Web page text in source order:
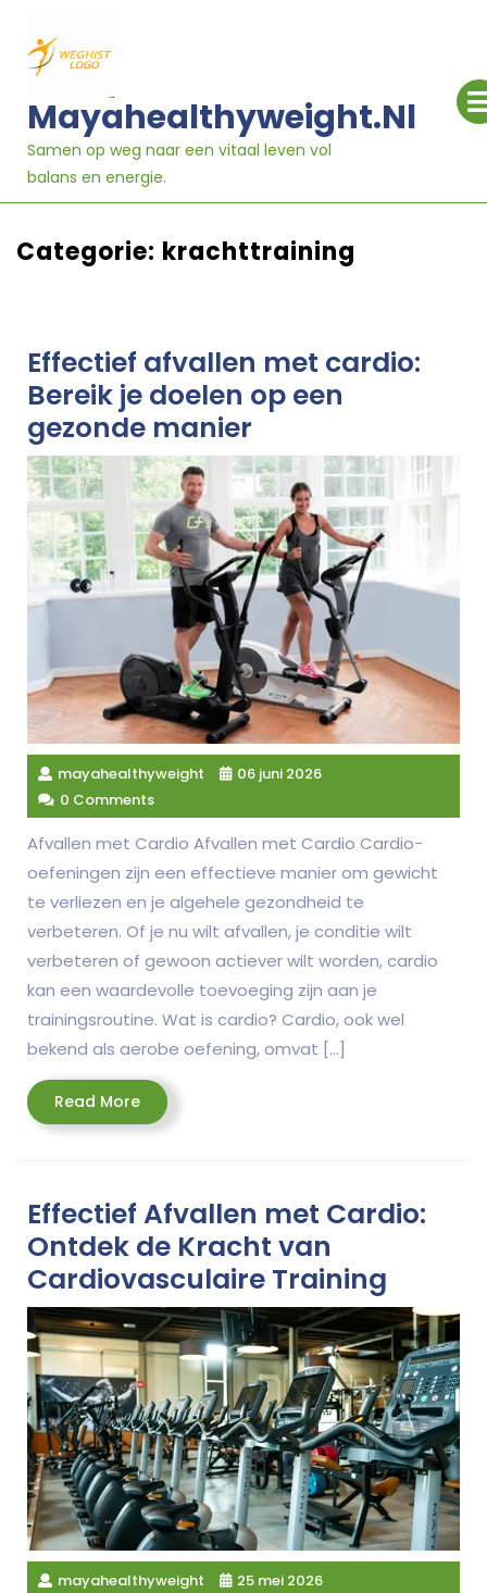
naar
inhoud
Mayahealthyweight.nl
Samen op weg naar een vitaal leven vol
balans en energie.
Categorie: krachttraining
Effectief afvallen met cardio:
Bereik je doelen op een
gezonde manier
mayahealthyweight
06 juni 2026
0 Comments
Afvallen met Cardio Afvallen met Cardio Cardio-
oefeningen zijn een effectieve manier om gewicht
te verliezen en je algehele gezondheid te
verbeteren. Of je nu wilt afvallen, je conditie wilt
verbeteren of gewoon actiever wilt worden, cardio
kan een waardevolle toevoeging zijn aan je
trainingsroutine. Wat is cardio? Cardio, ook wel
bekend als aerobe oefening, omvat […]
Read MoreRead
More
Effectief Afvallen met Cardio:
Ontdek de Kracht van
Cardiovasculaire Training
mayahealthyweight
25 mei 2026